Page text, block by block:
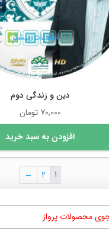
اطلاعات بیشتر
دین و زندگی دوم
70,000 تومان
افزودن به سبد خرید
1
2
←
محصولات پرواز